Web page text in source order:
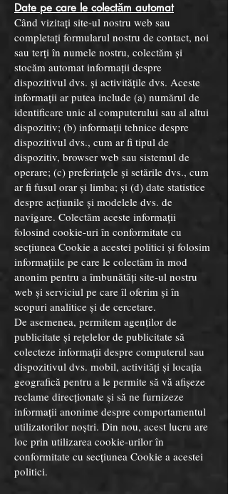
Date pe care le colectăm automat
Când vizitați site-ul nostru web sau
completați formularul nostru de contact, noi
sau terți în numele nostru, colectăm și
stocăm automat informații despre
dispozitivul dvs. și activitățile dvs. Aceste
informații ar putea include (a) numărul de
identificare unic al computerului sau al altui
dispozitiv; (b) informații tehnice despre
dispozitivul dvs., cum ar fi tipul de
dispozitiv, browser web sau sistemul de
operare; (c) preferințele și setările dvs., cum
ar fi fusul orar și limba; și (d) date statistice
despre acțiunile și modelele dvs. de
navigare. Colectăm aceste informații
folosind cookie-uri în conformitate cu
secțiunea Cookie a acestei politici și folosim
informațiile pe care le colectăm în mod
anonim pentru a îmbunătăți site-ul nostru
web și serviciul pe care îl oferim și în
scopuri analitice și de cercetare.
De asemenea, permitem agenților de
publicitate și rețelelor de publicitate să
colecteze informații despre computerul sau
dispozitivul dvs. mobil, activități și locația
geografică pentru a le permite să vă afișeze
reclame direcționate și să ne furnizeze
informații anonime despre comportamentul
utilizatorilor noștri. Din nou, acest lucru are
loc prin utilizarea cookie-urilor în
conformitate cu secțiunea Cookie a acestei
politici.